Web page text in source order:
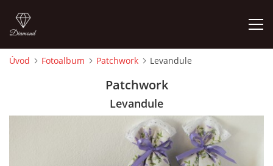
Úvod Fotoalbum Patchwork Levandule
Patchwork
Levandule